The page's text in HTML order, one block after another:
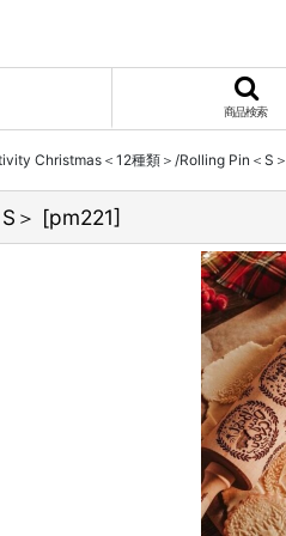
商品検索
Christmas＜12種類＞/Rolling Pin＜S＞
＞ [pm221]